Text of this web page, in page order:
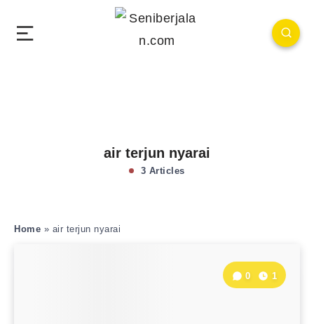
air terjun nyarai
3 Articles
Home » air terjun nyarai
0 1